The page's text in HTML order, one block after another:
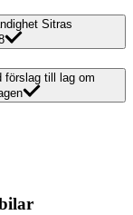
Sitras
förslag till lag om